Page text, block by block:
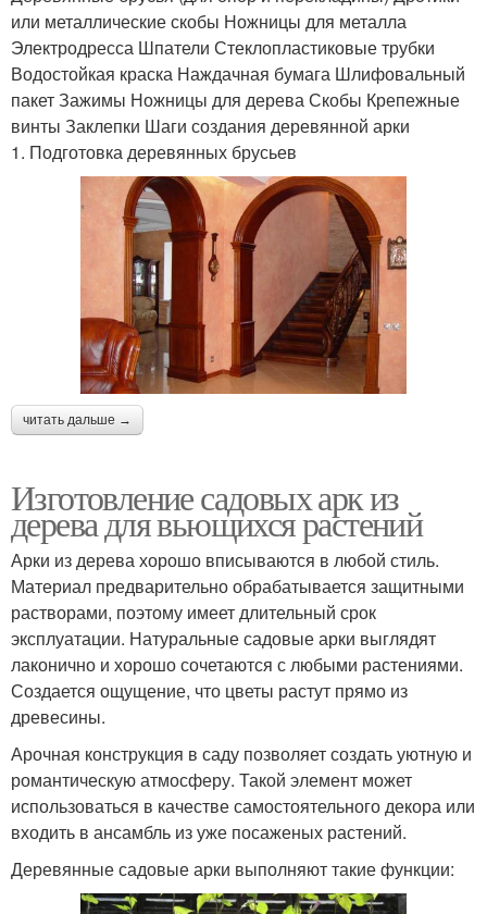
или металлические скобы Ножницы для металла
Электродресса Шпатели Стеклопластиковые трубки
Водостойкая краска Наждачная бумага Шлифовальный
пакет Зажимы Ножницы для дерева Скобы Крепежные
винты Заклепки Шаги создания деревянной арки
1. Подготовка деревянных брусьев
читать дальше →
Изготовление садовых арк из
дерева для вьющихся растений
Арки из дерева хорошо вписываются в любой стиль.
Материал предварительно обрабатывается защитными
растворами, поэтому имеет длительный срок
эксплуатации. Натуральные садовые арки выглядят
лаконично и хорошо сочетаются с любыми растениями.
Создается ощущение, что цветы растут прямо из
древесины.
Арочная конструкция в саду позволяет создать уютную и
романтическую атмосферу. Такой элемент может
использоваться в качестве самостоятельного декора или
входить в ансамбль из уже посаженых растений.
Деревянные садовые арки выполняют такие функции: